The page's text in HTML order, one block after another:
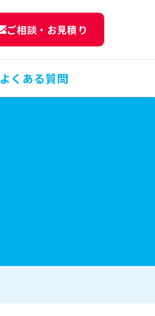
ご相談・お見積り
よくある質問